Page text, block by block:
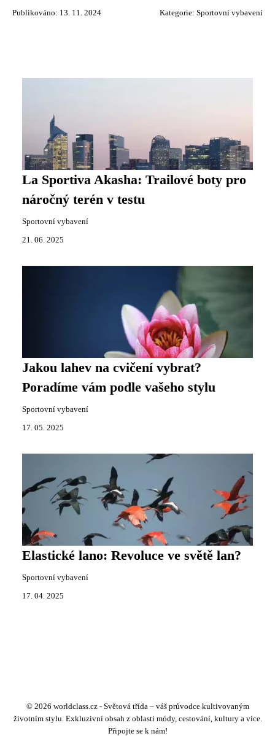
Publikováno: 13. 11. 2024 Kategorie: Sportovní vybavení
La Sportiva Akasha: Trailové boty pro
náročný terén v testu
Sportovní vybavení
21. 06. 2025
Jakou lahev na cvičení vybrat?
Poradíme vám podle vašeho stylu
Sportovní vybavení
17. 05. 2025
Elastické lano: Revoluce ve světě lan?
Sportovní vybavení
17. 04. 2025
© 2026 worldclass.cz - Světová třída – váš průvodce kultivovaným
životním stylu. Exkluzivní obsah z oblasti módy, cestování, kultury a více.
Připojte se k nám!